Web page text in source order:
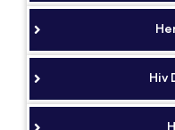
Hiv